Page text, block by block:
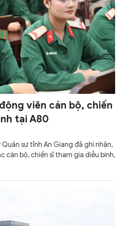
viên cán bộ, chiến
tại A80
sự tỉnh An Giang đã ghi nhận,
cán bộ, chiến sĩ tham gia diễu binh,